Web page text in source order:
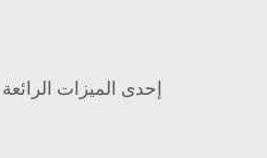
إحدى الميزات